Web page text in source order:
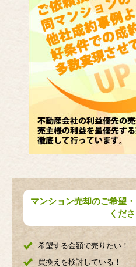
マンション売却のご希望
くださ
希望する金額で売りたい！
買換えを検討している！